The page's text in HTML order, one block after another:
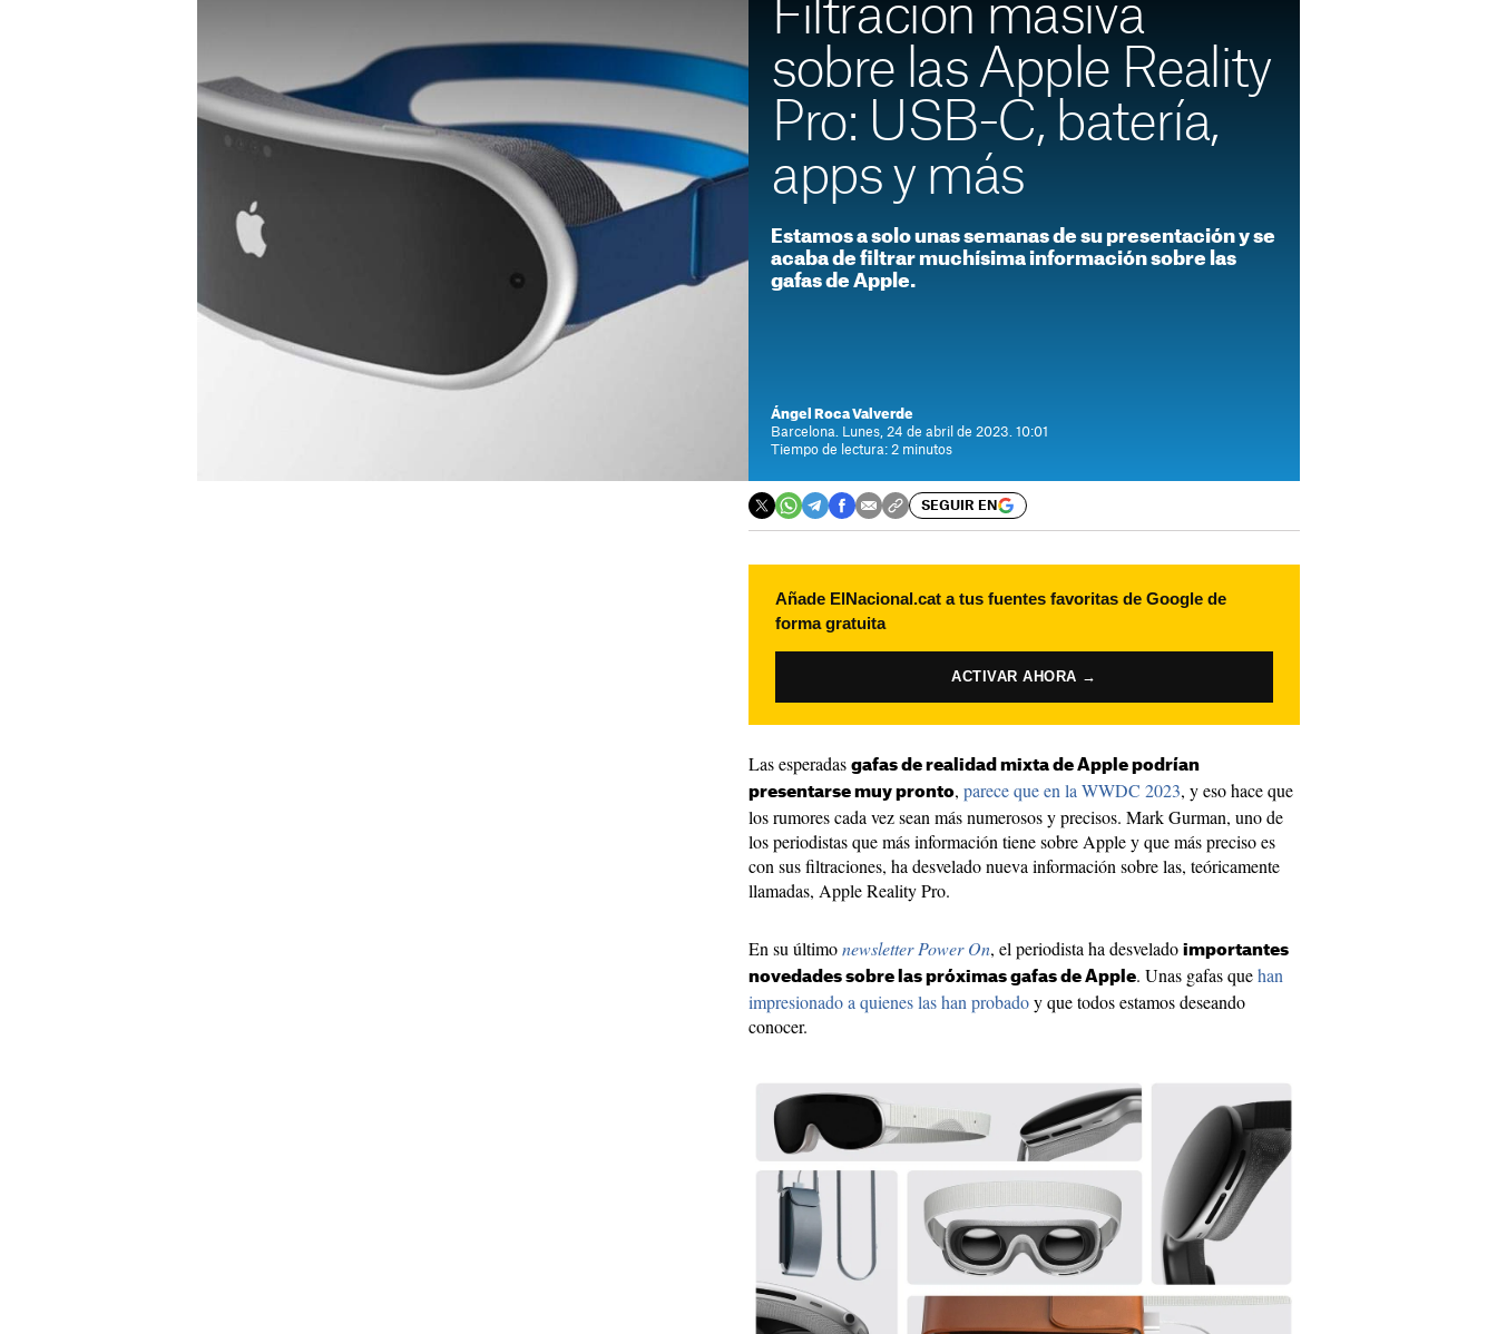
Filtración masiva
sobre las Apple Reality
Pro: USB-C, batería,
apps y más
Estamos a solo unas semanas de su presentación y se
acaba de filtrar muchísima información sobre las
gafas de Apple.
Ángel Roca Valverde
Barcelona. Lunes, 24 de abril de 2023. 10:01
Tiempo de lectura: 2 minutos
SEGUIR EN
Añade ElNacional.cat a tus fuentes favoritas de Google de
forma gratuita
ACTIVAR AHORA →
Las esperadas gafas de realidad mixta de Apple podrían
presentarse muy pronto, parece que en la WWDC 2023, y eso hace que
los rumores cada vez sean más numerosos y precisos. Mark Gurman, uno de
los periodistas que más información tiene sobre Apple y que más preciso es
con sus filtraciones, ha desvelado nueva información sobre las, teóricamente
llamadas, Apple Reality Pro.
En su últimonewsletter Power On, el periodista ha desvelado importantes
novedades sobre las próximas gafas de Apple. Unas gafas quehan
impresionado a quienes las han probadoy que todos estamos deseando
conocer.